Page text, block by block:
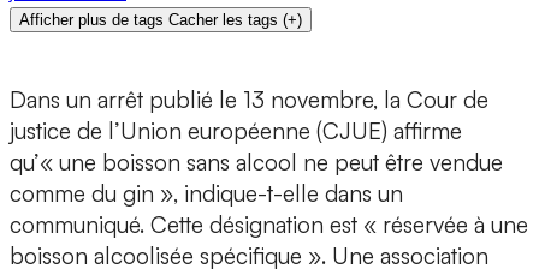
Afficher plus de tags Cacher les tags (+)
Dans un arrêt publié le 13 novembre, la Cour de
justice de l’Union européenne (CJUE) affirme
qu’« une boisson sans alcool ne peut être vendue
comme du gin », indique-t-elle dans un
communiqué. Cette désignation est « réservée à une
boisson alcoolisée spécifique ». Une association